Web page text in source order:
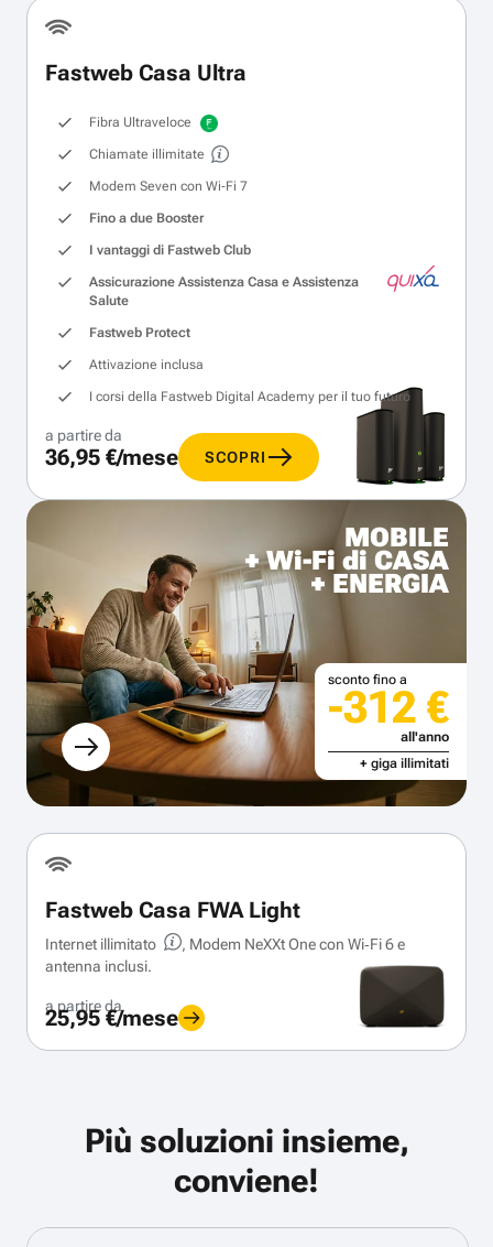
Fastweb Casa Ultra
Fibra Ultraveloce
Chiamate illimitate
Modem Seven con Wi‑Fi 7
Fino a due Booster
I vantaggi di Fastweb Club
Assicurazione Assistenza Casa e Assistenza
Salute
Fastweb Protect
Attivazione inclusa
I corsi della Fastweb Digital Academy per il tuo futuro
a partire da
36,95 €/mese SCOPRI
MOBILE
+ Wi-Fi di CASA
+ ENERGIA
sconto fino a
-312 €
all'anno
+ giga illimitati
Fastweb Casa FWA Light
Internet illimitato
, Modem NeXXt One con Wi‑Fi 6 e
antenna inclusi.
a partire da
25,95 €/mese
Più soluzioni insieme,
conviene!